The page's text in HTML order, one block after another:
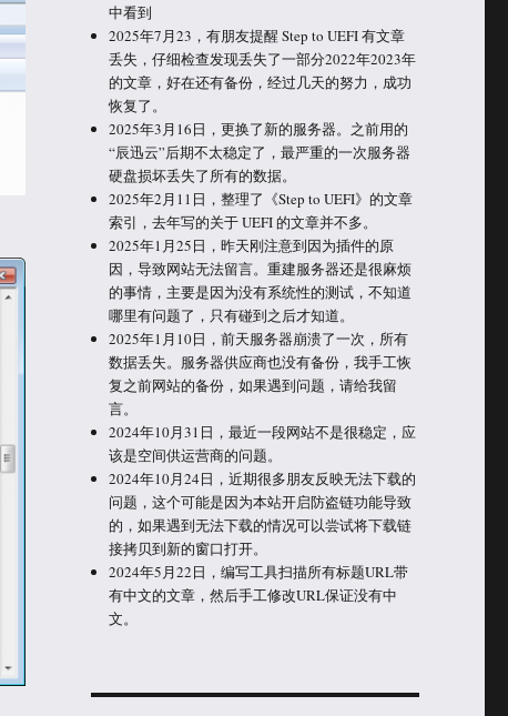
中看到
2025年7月23，有朋友提醒 Step to UEFI 有文章
丢失，仔细检查发现丢失了一部分2022年2023年
的文章，好在还有备份，经过几天的努力，成功
恢复了。
2025年3月16日，更换了新的服务器。之前用的
“辰迅云”后期不太稳定了，最严重的一次服务器
硬盘损坏丢失了所有的数据。
2025年2月11日，整理了《Step to UEFI》的文章
索引，去年写的关于 UEFI 的文章并不多。
2025年1月25日，昨天刚注意到因为插件的原
因，导致网站无法留言。重建服务器还是很麻烦
的事情，主要是因为没有系统性的测试，不知道
哪里有问题了，只有碰到之后才知道。
2025年1月10日，前天服务器崩溃了一次，所有
数据丢失。服务器供应商也没有备份，我手工恢
复之前网站的备份，如果遇到问题，请给我留
言。
2024年10月31日，最近一段网站不是很稳定，应
该是空间供运营商的问题。
2024年10月24日，近期很多朋友反映无法下载的
问题，这个可能是因为本站开启防盗链功能导致
的，如果遇到无法下载的情况可以尝试将下载链
接拷贝到新的窗口打开。
2024年5月22日，编写工具扫描所有标题URL带
有中文的文章，然后手工修改URL保证没有中
文。